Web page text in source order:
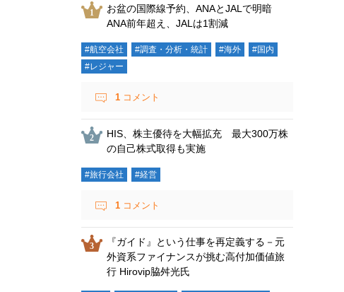
お盆の国際線予約、ANAとJALで明暗
ANA前年超え、JALは1割減
#航空会社 #調査・分析・統計 #海外
#国内
#レジャー
1 コメント
HIS、株主優待を大幅拡充 最大300万株
の自己株式取得も実施
#旅行会社 #経営
1 コメント
『ガイド』という仕事を再定義する－元
外資系ファイナンスが挑む高付加価値旅
行 Hirovip脇舛光氏